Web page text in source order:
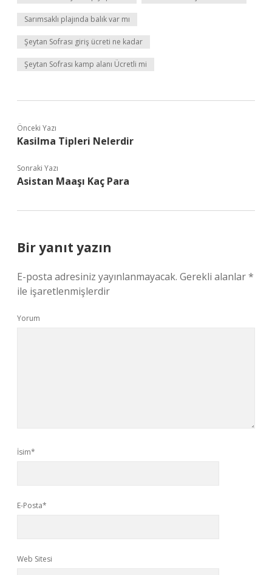
Sarımsaklı plajında balık var mı
Şeytan Sofrası giriş ücreti ne kadar
Şeytan Sofrası kamp alanı Ücretli mi
Önceki Yazı
Kasilma Tipleri Nelerdir
Sonraki Yazı
Asistan Maaşı Kaç Para
Bir yanıt yazın
E-posta adresiniz yayınlanmayacak. Gerekli alanlar*
ile işaretlenmişlerdir
Yorum
İsim*
E-Posta*
Web Sitesi